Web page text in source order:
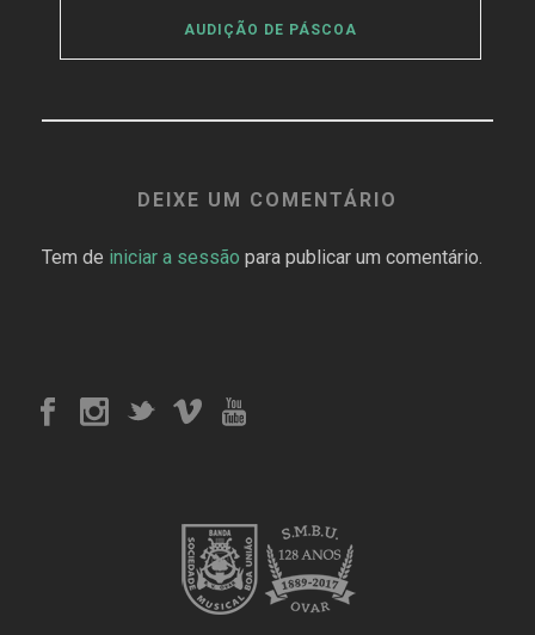
AUDIÇÃO DE PÁSCOA
DEIXE UM COMENTÁRIO
Tem de iniciar a sessão para publicar um comentário.